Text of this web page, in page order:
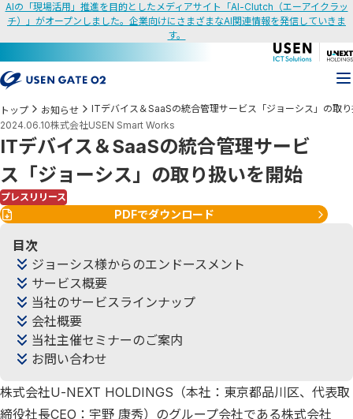
AIの「現場活用」推進を目的としたメディアサイト「AI-Clutch（エーアイクラッ
チ）」がオープンしました。企業向けにさまざまなAI関連情報を発信していきま
す。
トップ お知らせ
ITデバイス＆SaaSの統合管理サービス「ジョーシス」の取
2024.06.10株式会社USEN Smart Works
ITデバイス＆SaaSの統合管理サービ
ス「ジョーシス」の取り扱いを開始
プレスリリース
PDFでダウンロード
目次
ジョーシス様からのエンドースメント
サービス概要
当社のサービスラインナップ
会社概要
当社主催セミナーのご案内
お問い合わせ
株式会社U-NEXT HOLDINGS（本社：東京都品川区、代表取
締役社長CEO：宇野 康秀）のグループ会社である株式会社